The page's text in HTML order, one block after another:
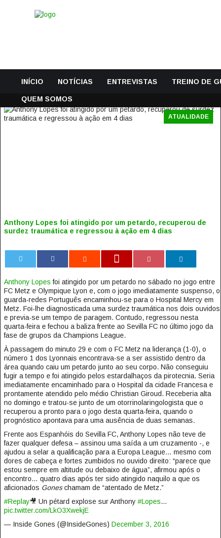
INÍCIO NOTÍCIAS ENTREVISTAS TREINO DE
QUEM SOMOS
ATUALIDADE
Anthony Lopes foi atingido por um petardo, recuperou de
surdez traumática e regressou à ação em 4 dias
Anthony Lopes foi atingido por um petardo no sábado no jogo entre
FC Metz e Olympique Lyon e, com o jogo imediatamente suspenso, o
guarda-redes Português encaminhou-se para o Hospital Mercy em
Metz. Foi-lhe diagnosticada uma surdez traumática nos dois ouvidos
e previa-se um tempo de paragem. Contudo, regressou nesta
quarta-feira e fechou a baliza frente ao Sevilla FC no último jogo da
fase de grupos da Champions League.
À passagem do minuto 29 e com o FC Metz na liderança (1-0), o
número 1 dos Lyonnais encontrava-se a ser assistido dentro da
área quando caiu um petardo junto ao seu corpo. Não conseguiu
fugir a tempo e foi atingido pelos estardalhaços da pirotecnia. Seria
imediatamente encaminhado para o Hospital da cidade Francesa e
prontamente atendido pelo médio Christian Giroud. Receberia alta
no domingo e tratou-se junto de um otorrinolaringologista que o
recuperou a pronto para o jogo desta quarta-feira, quando o
prognóstico apontava para uma ausência de duas semanas.
Frente aos Espanhóis do Sevilla FC, Anthony Lopes não teve de
fazer qualquer defesa – assinou uma saída a um cruzamento -, e
ajudou a selar a qualificação para a Europa League… mesmo com
dores de cabeça e fortes zumbidos no ouvido direito: “parece que
estou sempre em altitude ou debaixo de água”, afirmou após o
encontro… quatro dias após ter sido atingido naquilo a que os
aficionados Goneschamam de “atentado de Metz.”
#Replay🎥 Un pétard explose sur Anthony #Lopes…
pic.twitter.com/LkO3XwekjE
— Inside Gones (@InsideGones) December 3, 2016